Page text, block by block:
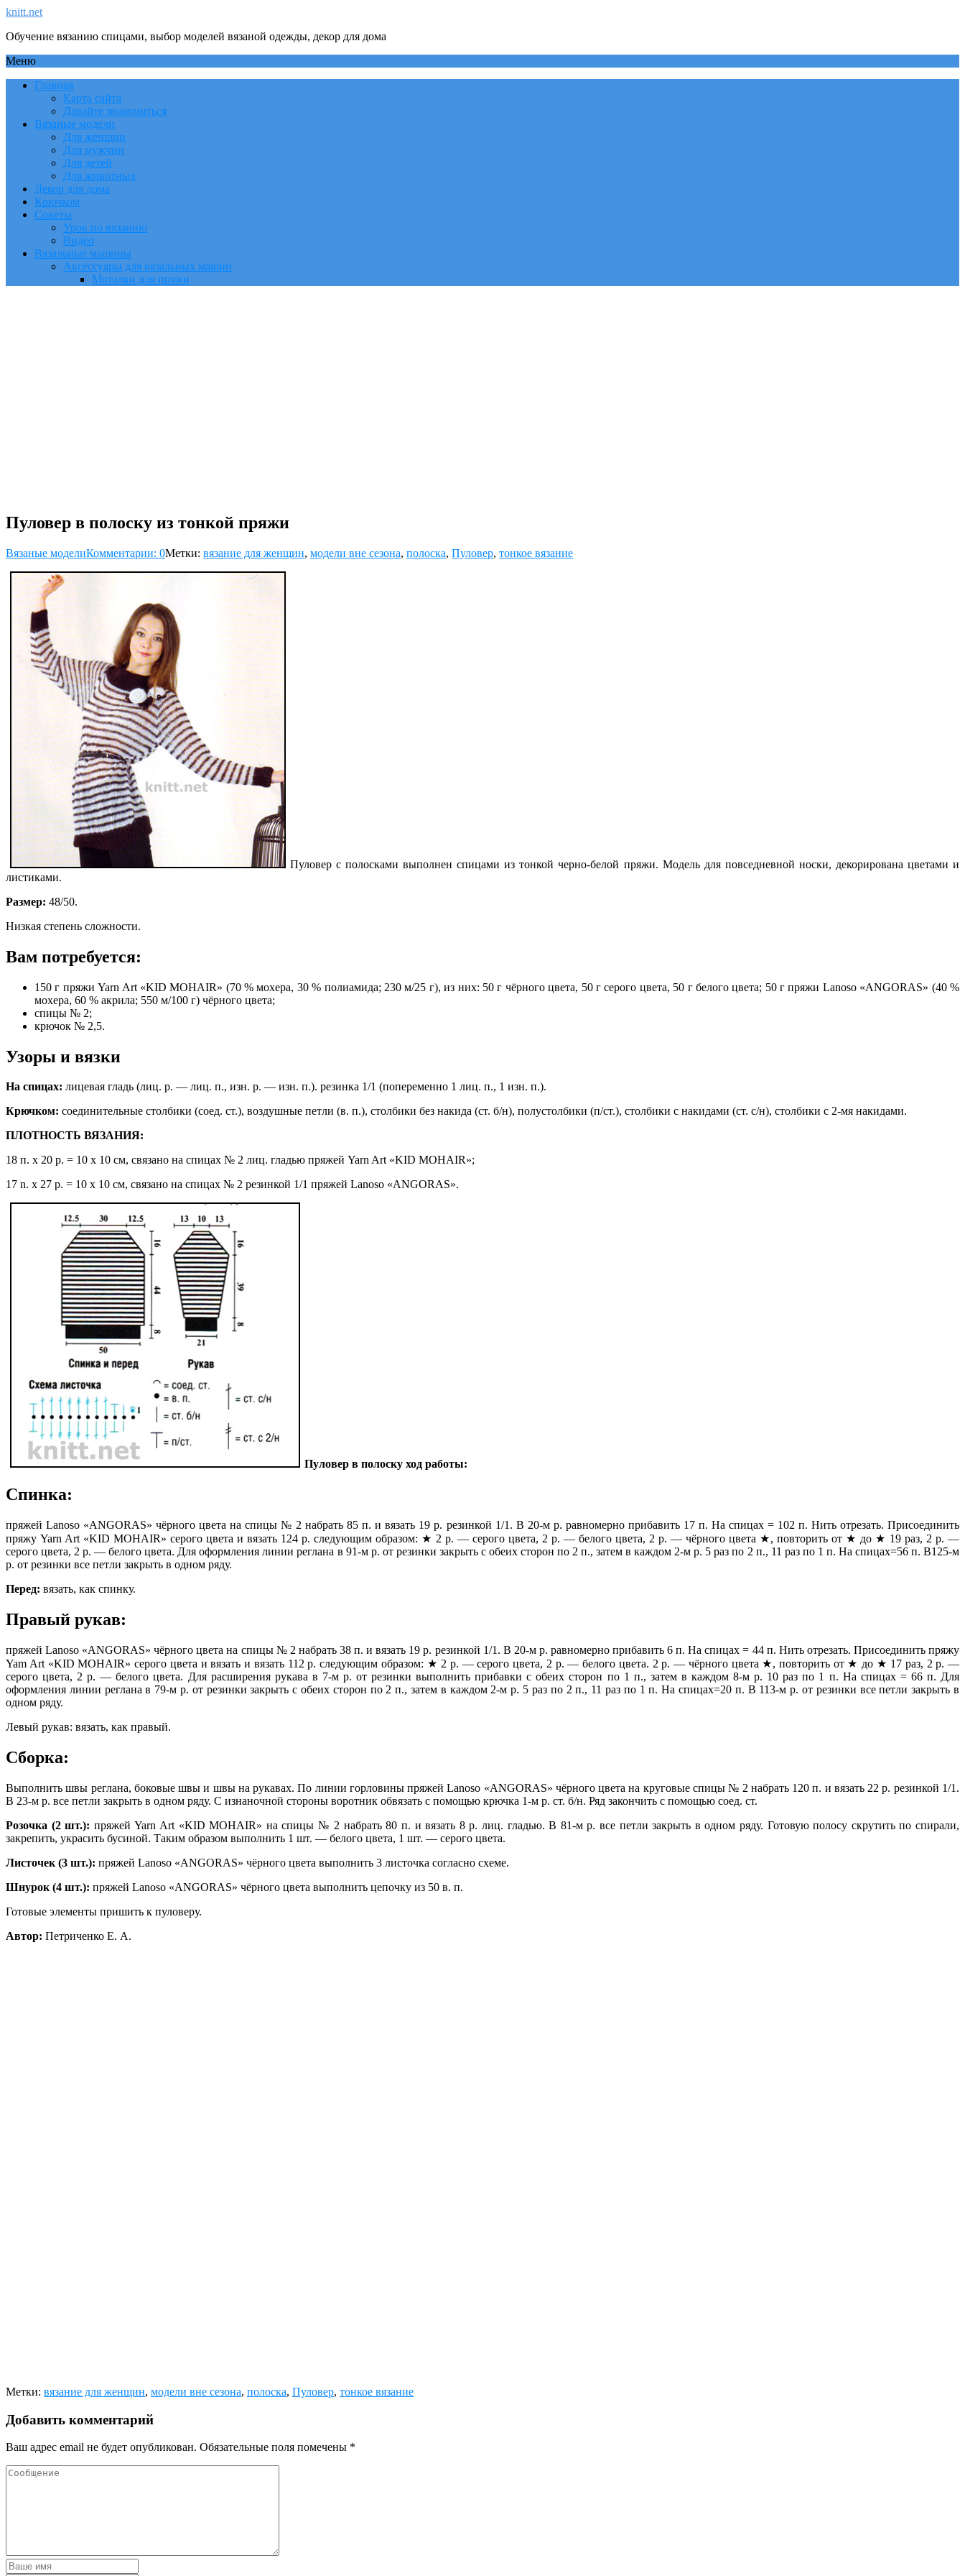
knitt.net
Обучение вязанию спицами, выбор моделей вязаной одежды, декор для дома
Меню
Главная
Карта сайта
Давайте знакомиться
Вязаные модели
Для женщин
Для мужчин
Для детей
Для животных
Декор для дома
Крючком
Советы
Урок по вязанию
Видео
Вязальные машины
Аксессуары для вязальных машин
Моталки для пряжи
Пуловер в полоску из тонкой пряжи
Вязаные моделиКомментарии: 0Метки: вязание для женщин, модели вне сезона, полоска, Пуловер, тонкое вязание
Пуловер с полосками выполнен спицами из тонкой черно-белой пряжи. Модель для повседневной носки, декорирована цветами и
листиками.
Размер: 48/50.
Низкая степень сложности.
Вам потребуется:
150 г пряжи Yarn Art «KID MOHAIR» (70 % мохера, 30 % полиамида; 230 м/25 г), из них: 50 г чёрного цвета, 50 г серого цвета, 50 г белого цвета; 50 г пряжи Lanoso «ANGORAS» (40 %
мохера, 60 % акрила; 550 м/100 г) чёрного цвета;
спицы № 2;
крючок № 2,5.
Узоры и вязки
На спицах: лицевая гладь (лиц. р. — лиц. п., изн. р. — изн. п.). резинка 1/1 (попеременно 1 лиц. п., 1 изн. п.).
Крючком: соединительные столбики (соед. ст.), воздушные петли (в. п.), столбики без накида (ст. б/н), полустолбики (п/ст.), столбики с накидами (ст. с/н), столбики с 2-мя накидами.
ПЛОТНОСТЬ ВЯЗАНИЯ:
18 п. х 20 р. = 10 х 10 см, связано на спицах № 2 лиц. гладью пряжей Yarn Art «KID MOHAIR»;
17 n. x 27 p. = 10 x 10 см, связано на спицах № 2 резинкой 1/1 пряжей Lanoso «ANGORAS».
Пуловер в полоску ход работы:
Спинка:
пряжей Lanoso «ANGORAS» чёрного цвета на спицы № 2 набрать 85 п. и вязать 19 р. резинкой 1/1. В 20-м р. равномерно прибавить 17 п. На спицах = 102 п. Нить отрезать. Присоединить
пряжу Yarn Art «KID MOHAIR» серого цвета и вязать 124 р. следующим образом: ★ 2 р. — серого цвета, 2 р. — белого цвета, 2 р. — чёрного цвета ★, повторить от ★ до ★ 19 раз, 2 р. —
серого цвета, 2 р. — белого цвета. Для оформления линии реглана в 91-м р. от резинки закрыть с обеих сторон по 2 п., затем в каждом 2-м р. 5 раз по 2 п., 11 раз по 1 п. На спицах=56 п. В125-м
р. от резинки все петли закрыть в одном ряду.
Перед: вязать, как спинку.
Правый рукав:
пряжей Lanoso «ANGORAS» чёрного цвета на спицы № 2 набрать 38 п. и вязать 19 р. резинкой 1/1. В 20-м р. равномерно прибавить 6 п. На спицах = 44 п. Нить отрезать. Присоединить пряжу
Yam Art «KID MOHAIR» серого цвета и вязать и вязать 112 р. следующим образом: ★ 2 р. — серого цвета, 2 р. — белого цвета. 2 р. — чёрного цвета ★, повторить от ★ до ★ 17 раз, 2 р. —
серого цвета, 2 р. — белого цвета. Для расширения рукава в 7-м р. от резинки выполнить прибавки с обеих сторон по 1 п., затем в каждом 8-м р. 10 раз по 1 п. На спицах = 66 п. Для
оформления линии реглана в 79-м р. от резинки закрыть с обеих сторон по 2 п., затем в каждом 2-м р. 5 раз по 2 п., 11 раз по 1 п. На спицах=20 п. В 113-м р. от резинки все петли закрыть в
одном ряду.
Левый рукав: вязать, как правый.
Сборка:
Выполнить швы реглана, боковые швы и швы на рукавах. По линии горловины пряжей Lanoso «ANGORAS» чёрного цвета на круговые спицы № 2 набрать 120 п. и вязать 22 р. резинкой 1/1.
В 23-м р. все петли закрыть в одном ряду. С изнаночной стороны воротник обвязать с помощью крючка 1-м р. ст. б/н. Ряд закончить с помощью соед. ст.
Розочка (2 шт.): пряжей Yarn Art «KID MOHAIR» на спицы № 2 набрать 80 п. и вязать 8 р. лиц. гладью. В 81-м р. все петли закрыть в одном ряду. Готовую полосу скрутить по спирали,
закрепить, украсить бусиной. Таким образом выполнить 1 шт. — белого цвета, 1 шт. — серого цвета.
Листочек (3 шт.): пряжей Lanoso «ANGORAS» чёрного цвета выполнить 3 листочка согласно схеме.
Шнурок (4 шт.): пряжей Lanoso «ANGORAS» чёрного цвета выполнить цепочку из 50 в. п.
Готовые элементы пришить к пуловеру.
Автор: Петриченко Е. А.
Метки: вязание для женщин, модели вне сезона, полоска, Пуловер, тонкое вязание
Добавить комментарий
Ваш адрес email не будет опубликован. Обязательные поля помечены *